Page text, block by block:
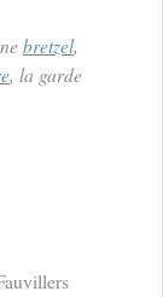
bretzel,
, la garde